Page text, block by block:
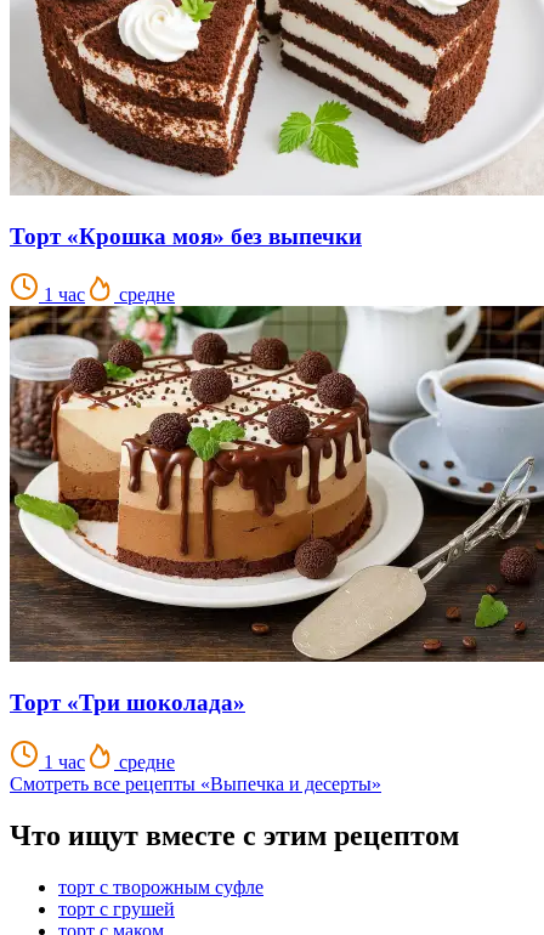
Торт «Крошка моя» без выпечки
1 час средне
Торт «Три шоколада»
1 час
средне
Смотреть все рецепты «Выпечка и десерты»
Что ищут вместе с этим рецептом
торт с творожным суфле
торт с грушей
торт с маком